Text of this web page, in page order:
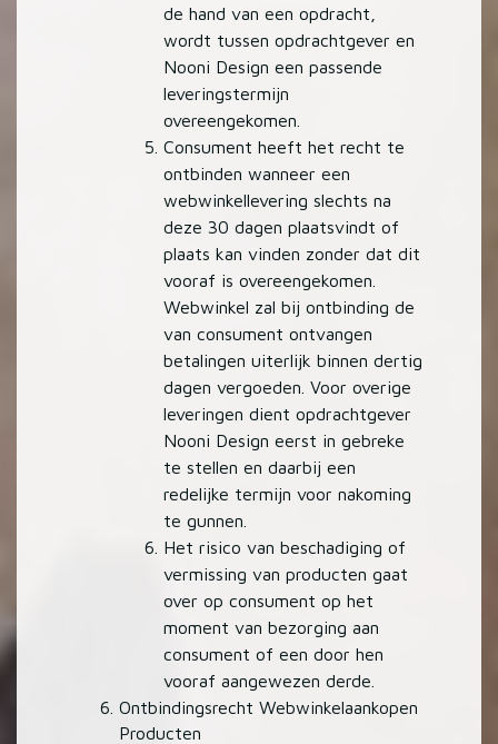
de hand van een opdracht,
wordt tussen opdrachtgever en
Nooni Design een passende
leveringstermijn
overeengekomen.
Consument heeft het recht te
ontbinden wanneer een
webwinkellevering slechts na
deze 30 dagen plaatsvindt of
plaats kan vinden zonder dat dit
vooraf is overeengekomen.
Webwinkel zal bij ontbinding de
van consument ontvangen
betalingen uiterlijk binnen dertig
dagen vergoeden. Voor overige
leveringen dient opdrachtgever
Nooni Design eerst in gebreke
te stellen en daarbij een
redelijke termijn voor nakoming
te gunnen.
Het risico van beschadiging of
vermissing van producten gaat
over op consument op het
moment van bezorging aan
consument of een door hen
vooraf aangewezen derde.
Ontbindingsrecht Webwinkelaankopen
Producten